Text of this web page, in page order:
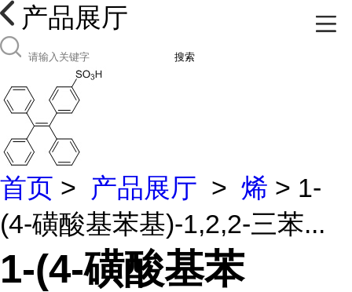
产品展厅
搜索
首页 > 产品展厅 > 烯 > 1-
(4-磺酸基苯基)-1,2,2-三苯...
1-(4-磺酸基苯